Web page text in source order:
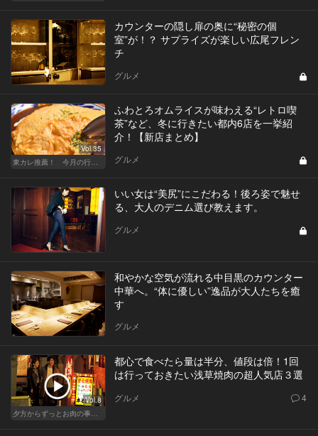
カウンターの隠し扉の奥に“秘密の個
室”が！？ サプライズが楽しい広尾フレン
チ
グルメ
Vol.35
東カレ推薦！ 今月の行くべき店
ふわとろオムライスが味わえる“レトロ喫
茶”など、冬に行きたい都内6店を一挙紹
介！【新店まとめ】
グルメ
いい女は“美尻”にこだわる！後ろ姿で魅せ
る、大人のデニム選び教えます。
グルメ
和やかな空気が流れる中目黒のカウンター
中華へ。“体に優しい”逸品が大人たちを癒
す
グルメ
Vol.8
夕方からずっとお肉の事を考えてる貴方へ
都心で食べたら量は半分、値段は倍！1回
は行っておきたい浅草焼肉の超人気店３選
グルメ 4